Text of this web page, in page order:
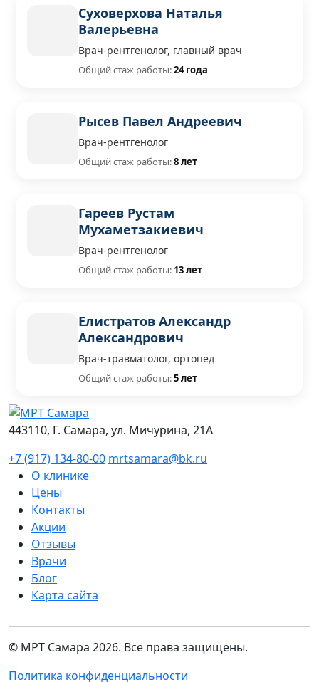
Суховерхова Наталья
Валерьевна
Врач-рентгенолог, главный врач
Общий стаж работы:24 года
Рысев Павел Андреевич
Врач-рентгенолог
Общий стаж работы:8 лет
Гареев Рустам
Мухаметзакиевич
Врач-рентгенолог
Общий стаж работы: 13 лет
Елистратов Александр
Александрович
Врач-травматолог, ортопед
Общий стаж работы:5 лет
443110, Г. Самара, ул. Мичурина, 21А
+7 (917) 134-80-00 mrtsamara@bk.ru
О клинике
Цены
Контакты
Акции
Отзывы
Врачи
Блог
Карта сайта
© МРТ Самара 2026. Все права защищены.
Политика конфиденциальности